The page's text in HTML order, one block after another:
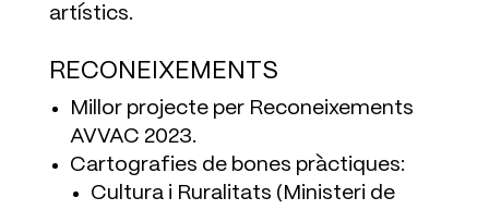
artístics.
RECONEIXEMENTS
Millor projecte per Reconeixements
AVVAC 2023.
Cartografies de bones pràctiques:
Cultura i Ruralitats (Ministeri de